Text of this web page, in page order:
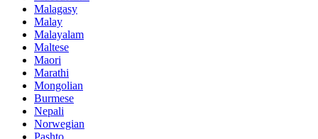
Malagasy
Malay
Malayalam
Maltese
Maori
Marathi
Mongolian
Burmese
Nepali
Norwegian
Pashto